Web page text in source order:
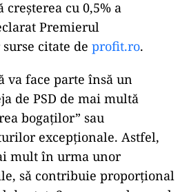
creșterea cu 0,5% a
Premierul
citate de profit.ro.
va face parte însă un
de PSD de mai multă
bogaților” sau
excepționale. Astfel,
mult în urma unor
sǎ contribuie proporțional